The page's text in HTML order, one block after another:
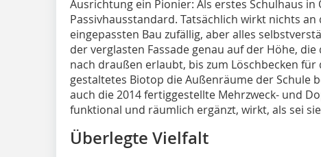
Ausrichtung ein Pionier: Als erstes Schulhaus
Passivhausstandard. Tatsächlich wirkt nichts
eingepassten Bau zufällig, aber alles
der verglasten Fassade genau auf der Höhe,
nach draußen erlaubt, bis zum Löschbecken
gestaltetes Biotop die Außenräume der Schule
auch die 2014 fertiggestellte Mehrzweck- und
funktional und räumlich ergänzt, wirkt, als sei
Überlegte Vielfalt